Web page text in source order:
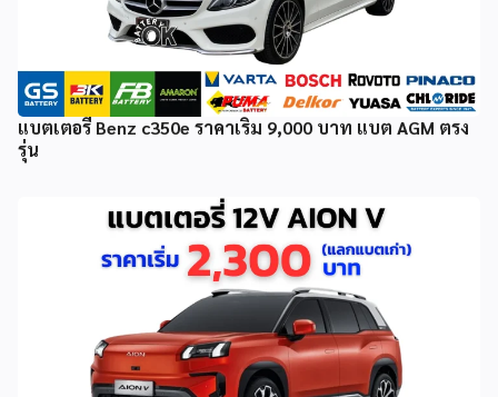
แบตเตอรี่ Benz c350e ราคาเริ่ม 9,000 บาท แบต AGM ตรง
รุ่น